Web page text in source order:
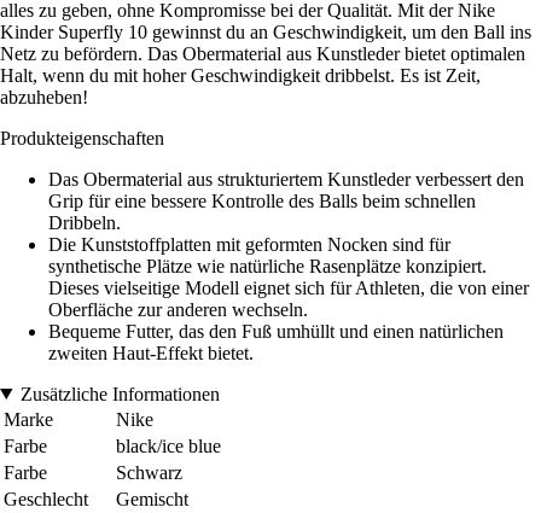
alles zu geben, ohne Kompromisse bei der Qualität. Mit der Nike
Kinder Superfly 10 gewinnst du an Geschwindigkeit, um den Ball ins
Netz zu befördern. Das Obermaterial aus Kunstleder bietet optimalen
Halt, wenn du mit hoher Geschwindigkeit dribbelst. Es ist Zeit,
abzuheben!
Produkteigenschaften
Das Obermaterial aus strukturiertem Kunstleder verbessert den
Grip für eine bessere Kontrolle des Balls beim schnellen
Dribbeln.
Die Kunststoffplatten mit geformten Nocken sind für
synthetische Plätze wie natürliche Rasenplätze konzipiert.
Dieses vielseitige Modell eignet sich für Athleten, die von einer
Oberfläche zur anderen wechseln.
Bequeme Futter, das den Fuß umhüllt und einen natürlichen
zweiten Haut-Effekt bietet.
Zusätzliche Informationen
Marke
Nike
Farbe
black/ice blue
Farbe
Schwarz
Geschlecht
Gemischt